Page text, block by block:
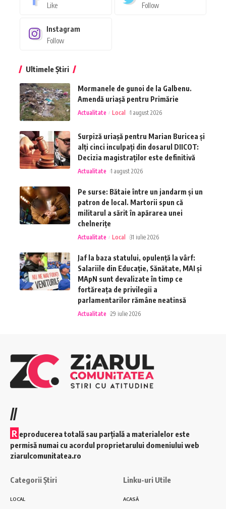
Like Follow
Instagram
Follow
Ultimele Știri
Mormanele de gunoi de la Galbenu.
Amendă uriașă pentru Primărie
Actualitate Local 1 august 2026
Surpiză uriașă pentru Marian Buricea și
alți cinci inculpați din dosarul DIICOT:
Decizia magistraților este definitivă
Actualitate 1 august 2026
Pe surse: Bătaie între un jandarm și un
patron de local. Martorii spun că
militarul a sărit în apărarea unei
chelnerițe
Actualitate Local 31 iulie 2026
Jaf la baza statului, opulență la vârf:
Salariile din Educație, Sănătate, MAI și
MApN sunt devalizate în timp ce
fortăreața de privilegii a
parlamentarilor rămâne neatinsă
Actualitate 29 iulie 2026
//
R eproducerea totală sau parțială a materialelor este
permisă numai cu acordul proprietarului domeniului web
ziarulcomunitatea.ro
Categorii Știri
LOCAL
Linku-uri Utile
ACASĂ